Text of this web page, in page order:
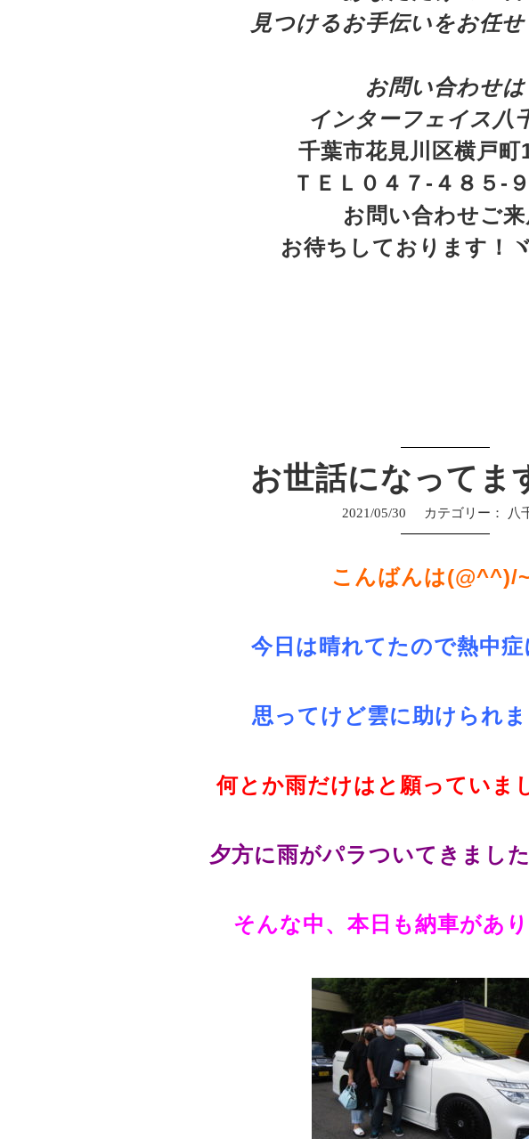
見つけるお手伝いをお任
お問い合わせは
インターフェイス八
千葉市花見川区横戸町
ＴＥＬ０４７-４８５-
お問い合わせご来
お待ちしております！
お世話になって
2021/05/30 カテゴリー： 八
こんばんは(@^^)/
今日は晴れてたので熱中症
思ってけど雲に助けられ
何とか雨だけはと願っていま
夕方に雨がパラついてきまし
そんな中、本日も納車があ